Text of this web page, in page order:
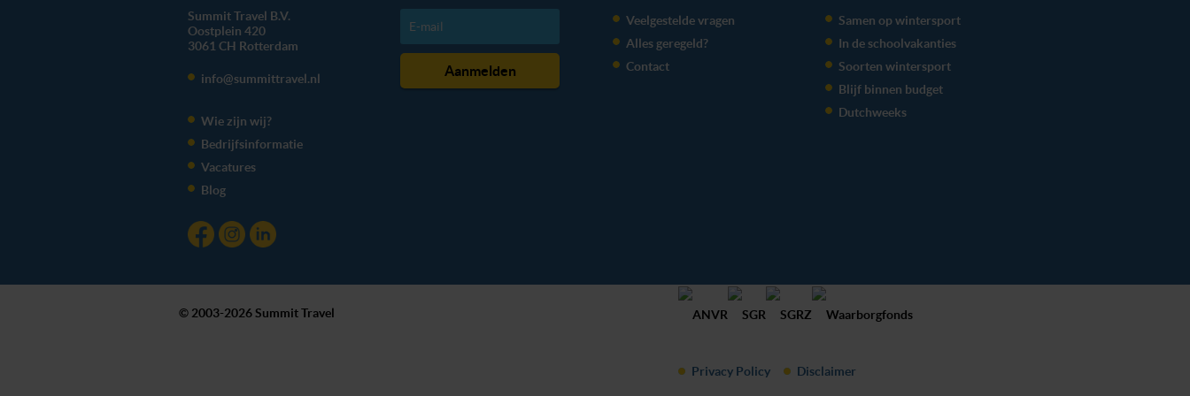
Summit Travel B.V.
Oostplein 420
3061 CH Rotterdam
info@summittravel.nl
Wie zijn wij?
Bedrijfsinformatie
Vacatures
Blog
Veelgestelde vragen
Alles geregeld?
Contact
Samen op wintersport
In de schoolvakanties
Soorten wintersport
Blijf binnen budget
Dutchweeks
© 2003-2026 Summit Travel
Privacy Policy Disclaimer